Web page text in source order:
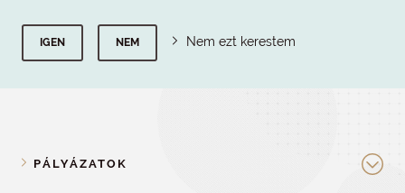
IGEN NEM Nem ezt kerestem
PÁLYÁZATOK